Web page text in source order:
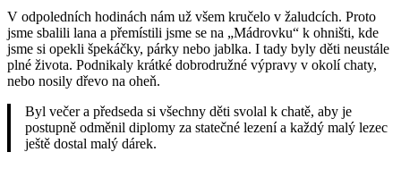
V odpoledních hodinách nám už všem kručelo v žaludcích. Proto
jsme sbalili lana a přemístili jsme se na „Mádrovku“ k ohništi, kde
jsme si opekli špekáčky, párky nebo jablka. I tady byly děti neustále
plné života. Podnikaly krátké dobrodružné výpravy v okolí chaty,
nebo nosily dřevo na oheň.
Byl večer a předseda si všechny děti svolal k chatě, aby je
postupně odměnil diplomy za statečné lezení a každý malý lezec
ještě dostal malý dárek.